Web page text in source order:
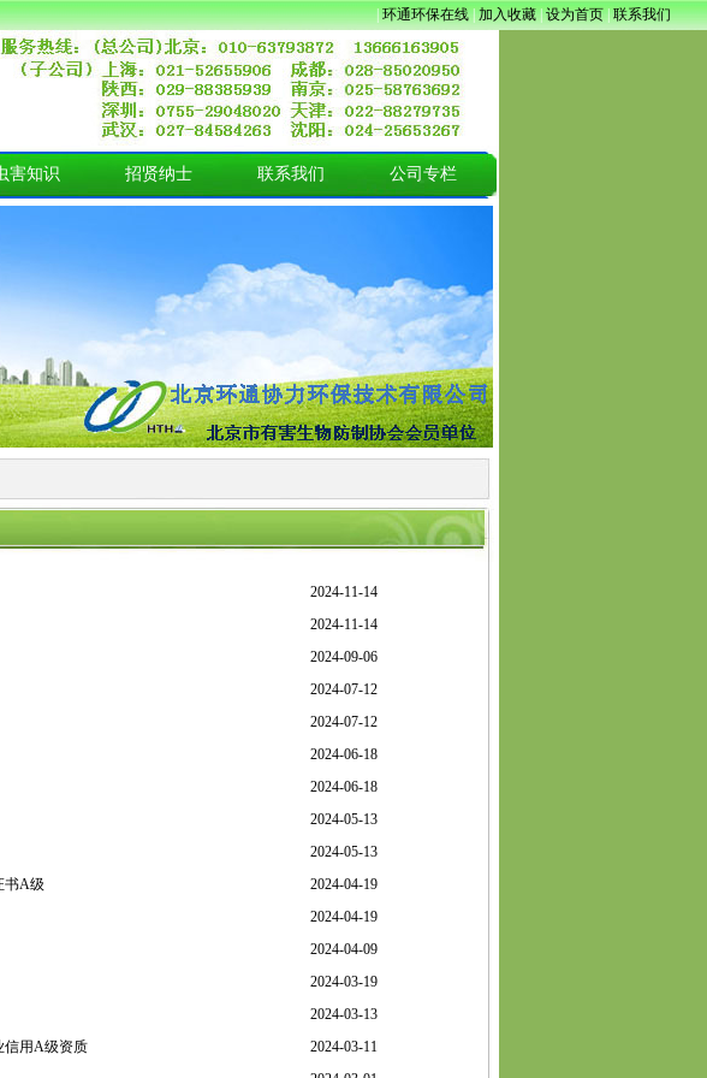
|环通环保在线 |加入收藏 |设为首页 |联系我们
害知识 招贤纳士 联系我们 公司专栏
2024-11-14
2024-11-14
2024-09-06
2024-07-12
2024-07-12
2024-06-18
2024-06-18
2024-05-13
2024-05-13
书A级
2024-04-19
2024-04-19
2024-04-09
2024-03-19
2024-03-13
信用A级资质
2024-03-11